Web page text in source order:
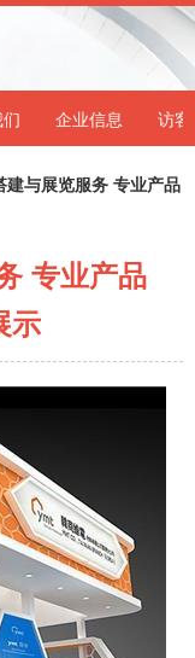
企业信息 访客
建与展览服务 专业产品
专业产品
示